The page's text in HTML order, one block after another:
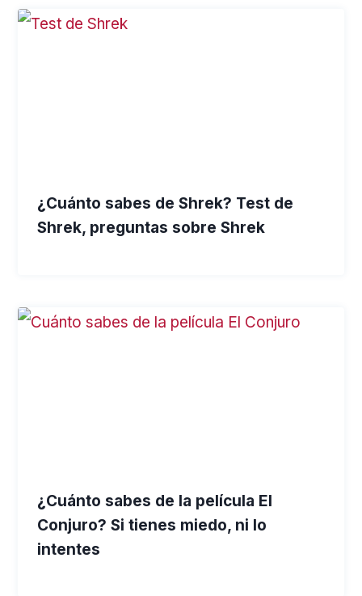
¿Cuánto sabes de Shrek? Test de
Shrek, preguntas sobre Shrek
¿Cuánto sabes de la película El
Conjuro? Si tienes miedo, ni lo
intentes